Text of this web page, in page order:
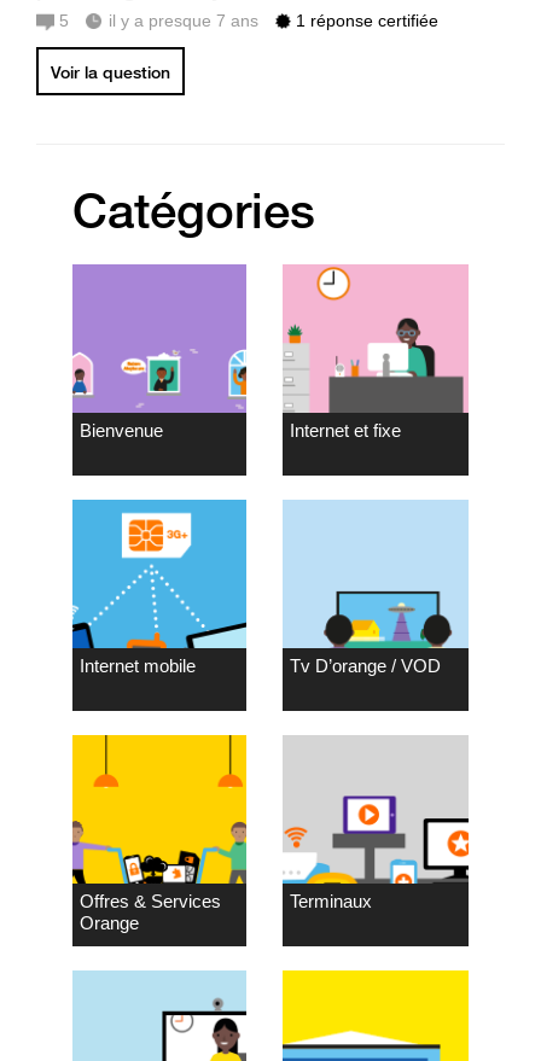
5 il y a presque 7 ans 1 réponse certifiée
Voir la question
Catégories
Bienvenue Internet et fixe
Internet mobile Tv D’orange / VOD
Offres & Services
Orange
Terminaux